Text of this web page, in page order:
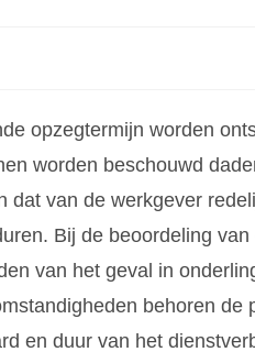
opzegtermijn worden
worden beschouwd
dat van de werkgever
Bij de beoordeling
van het geval in
behoren de
en duur van het